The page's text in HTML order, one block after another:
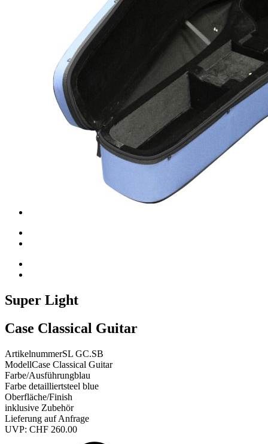
Super Light
Case Classical Guitar
ArtikelnummerSL GC.SB
ModellCase Classical Guitar
Farbe/Ausführungblau
Farbe detailliertsteel blue
Oberfläche/Finish
inklusive Zubehör
Lieferung auf Anfrage
UVP: CHF 260.00